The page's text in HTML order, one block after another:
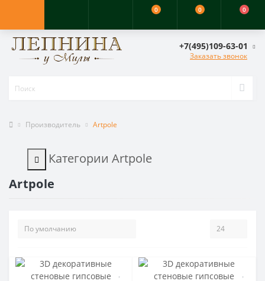
0 0 0
+7(495)109-63-01
Заказать звонок
Производитель Artpole
Категории Artpole
Artpole